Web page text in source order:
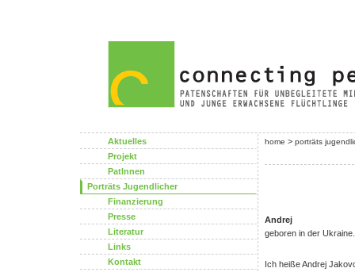
Aktuelles
Projekt
PatInnen
Porträts Jugendlicher
Finanzierung
Presse
Literatur
Links
Kontakt
home > porträts
Andrej
geboren in der Ukraine.
Ich heiße Andrej